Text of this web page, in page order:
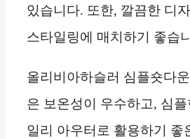
있습니다. 또한, 깔끔한 디
스타일링에 매치하기 좋습
올리비아하슬러 심플숏다
은 보온성이 우수하고, 심플
일리 아우터로 활용하기 좋